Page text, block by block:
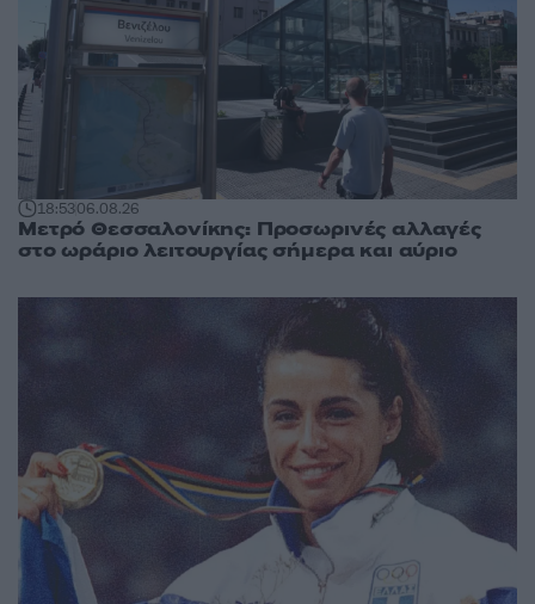
18:5306.08.26
Μετρό Θεσσαλονίκης: Προσωρινές αλλαγές
στο ωράριο λειτουργίας σήμερα και αύριο